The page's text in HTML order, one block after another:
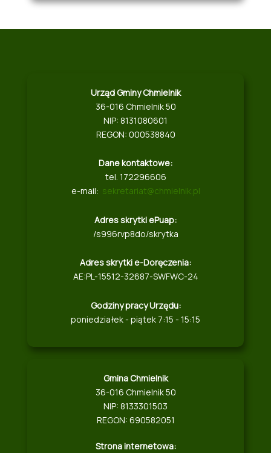
Urząd Gminy Chmielnik
36-016 Chmielnik 50
NIP: 8131080601
REGON: 000538840
Dane kontaktowe:
tel. 172296606
e-mail: sekretariat@chmielnik.pl
Adres skrytki ePuap:
/s996rvp8do/skrytka
Adres skrytki e-Doręczenia:
AE:PL-15512-32687-SWFWC-24
Godziny pracy Urzędu:
poniedziałek - piątek 7:15 - 15:15
Gmina Chmielnik
36-016 Chmielnik 50
NIP: 8133301503
REGON: 690582051
Strona internetowa: